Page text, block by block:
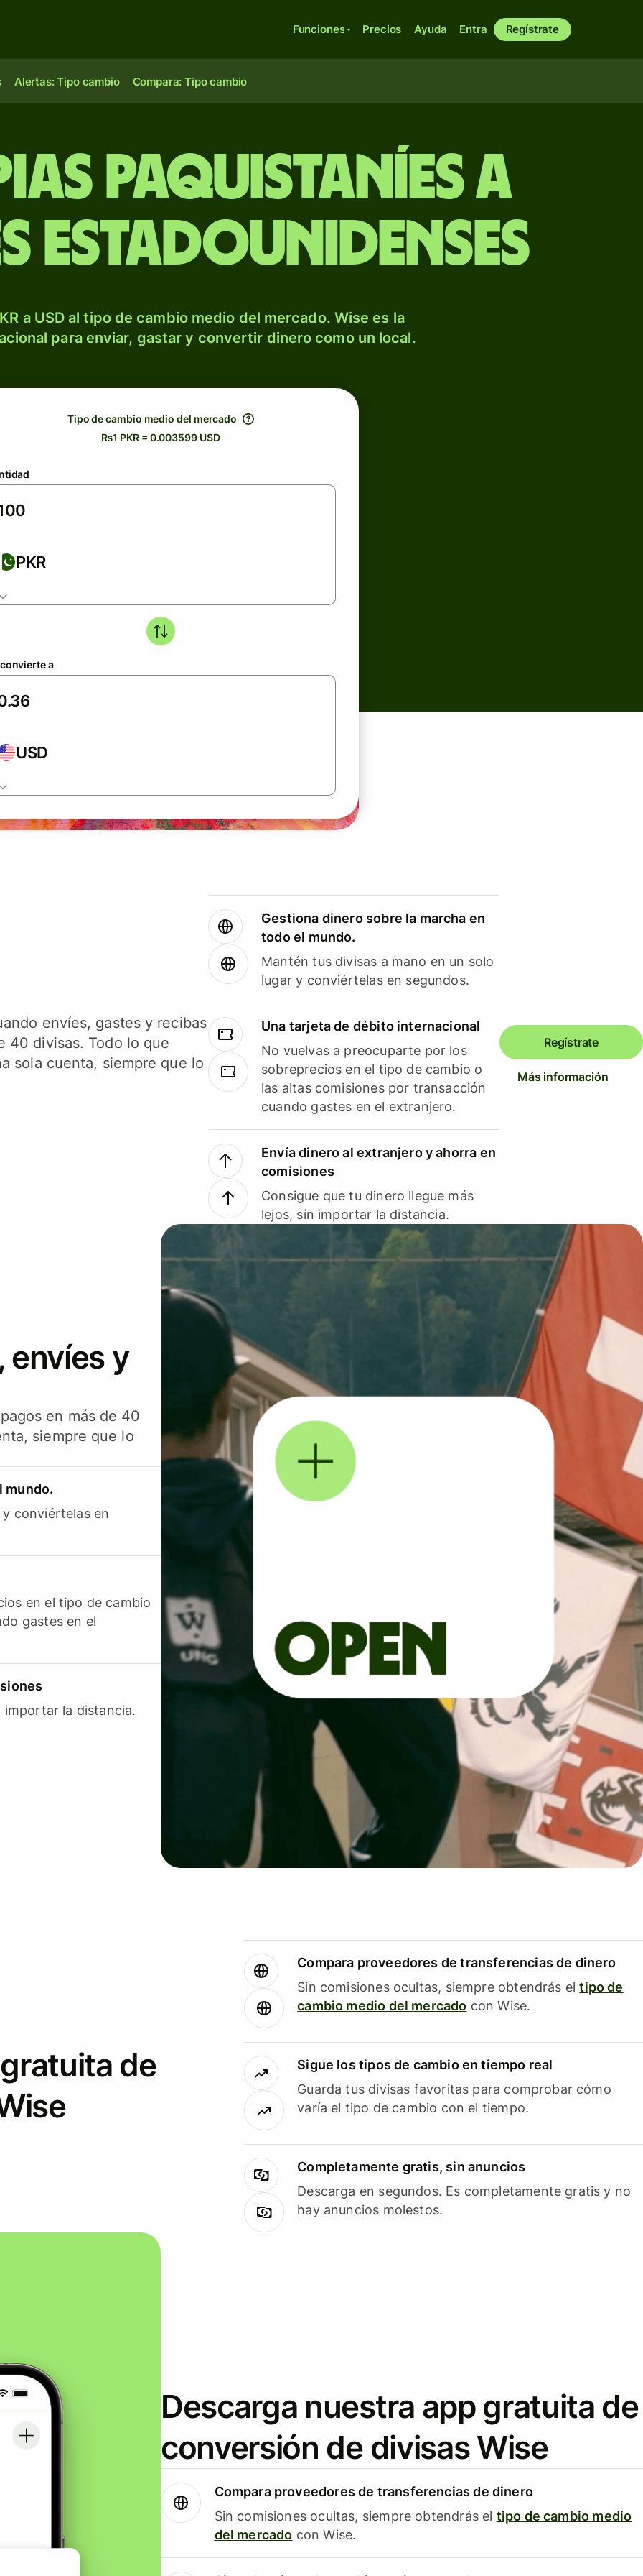
Funciones Precios Ayuda Entra Regístrate
Alertas: Tipo cambio Compara: Tipo cambio
paquistaníes a
estadounidenses
a USD al tipo de cambio medio del mercado. Wise es la
para enviar, gastar y convertir dinero como un local.
Tipo de cambio medio del mercado
₨1 PKR = 0.003599 USD
PKR
a
USD
envíes, gastes y recibas
40 divisas. Todo lo que
sola cuenta, siempre que lo
Gestiona dinero sobre la marcha en
todo el mundo.
Mantén tus divisas a mano en un solo
lugar y conviértelas en segundos.
Una tarjeta de débito internacional
No vuelvas a preocuparte por los
sobreprecios en el tipo de cambio o
las altas comisiones por transacción
cuando gastes en el extranjero.
Envía dinero al extranjero y ahorra en
comisiones
Consigue que tu dinero llegue más
lejos, sin importar la distancia.
Regístrate
Más información
envíes y
en más de 40
siempre que lo
mundo.
conviértelas en
en el tipo de cambio
gastes en el
importar la distancia.
de
Compara proveedores de transferencias de dinero
Sin comisiones ocultas, siempre obtendrás eltipo de
cambio medio del mercado con Wise.
Sigue los tipos de cambio en tiempo real
Guarda tus divisas favoritas para comprobar cómo
varía el tipo de cambio con el tiempo.
Completamente gratis, sin anuncios
Descarga en segundos. Es completamente gratis y no
hay anuncios molestos.
Descarga nuestra app gratuita de
conversión de divisas Wise
Compara proveedores de transferencias de dinero
Sin comisiones ocultas, siempre obtendrás el tipo de cambio medio
del mercado con Wise.